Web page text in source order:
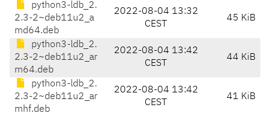
python3-ldb_2.
2.3-2~deb11u2_a
md64.deb
2022-08-04 13:32
CEST
45 KiB
python3-ldb_2.
2.3-2~deb11u2_ar
m64.deb
2022-08-04 13:42
CEST
44 KiB
python3-ldb_2.
2.3-2~deb11u2_ar
mhf.deb
2022-08-04 13:42
CEST
41 KiB